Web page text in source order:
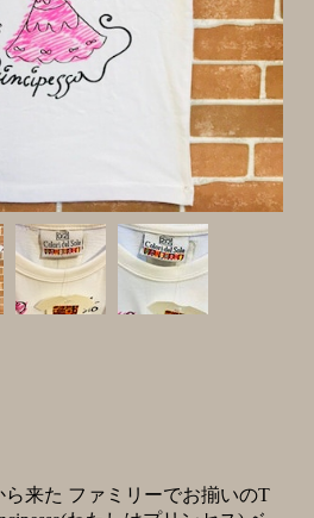
来た ファミリーでお揃いのT